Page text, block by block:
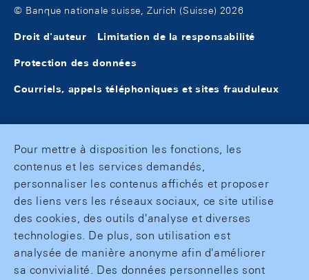
© Banque nationale suisse, Zurich (Suisse) 2026
Droit d'auteur Limitation de la responsabilité
Protection des données
Courriels, appels téléphoniques et sites frauduleux
Pour mettre à disposition les fonctions, les
contenus et les services demandés,
personnaliser les contenus affichés et proposer
des liens vers les réseaux sociaux, ce site utilise
des cookies, des outils d'analyse et diverses
technologies. De plus, son utilisation est
analysée de manière anonyme afin d'améliorer
sa convivialité. Des données personnelles sont